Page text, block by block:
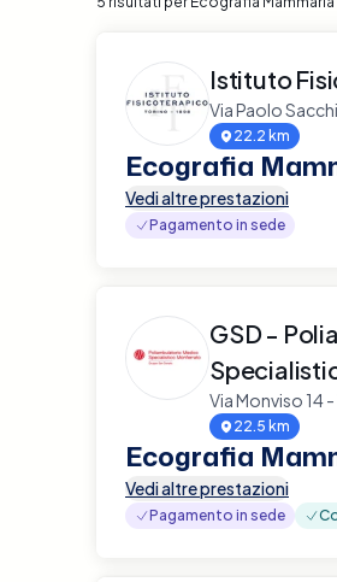
Istituto
Via Paolo
22.2 km
Ecografia
Vedi altre prestazioni
Pagamento in sede
GSD -
Via Monviso 14
22.5 km
Ecografia
Vedi altre prestazioni
Pagamento in sede